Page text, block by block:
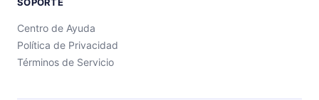
Centro de Ayuda
Política de Privacidad
Términos de Servicio